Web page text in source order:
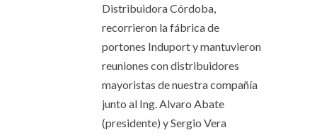
Distribuidora Córdoba,
recorrieron la fábrica de
portones Induport y mantuvieron
reuniones con distribuidores
mayoristas de nuestra compañía
junto al Ing. Alvaro Abate
(presidente) y Sergio Vera